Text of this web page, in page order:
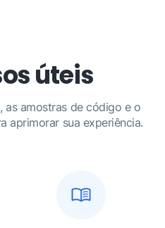
úteis
as amostras de código e o
aprimorar sua experiência.